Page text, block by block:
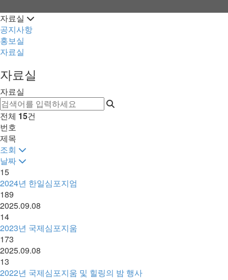
자료실
공지사항
홍보실
자료실
자료실
자료실
전체 15건
번호
제목
조회
날짜
15
2024년 한일심포지엄
189
2025.09.08
14
2023년 국제심포지움
173
2025.09.08
13
2022년 국제심포지움 및 힐링의 밤 행사